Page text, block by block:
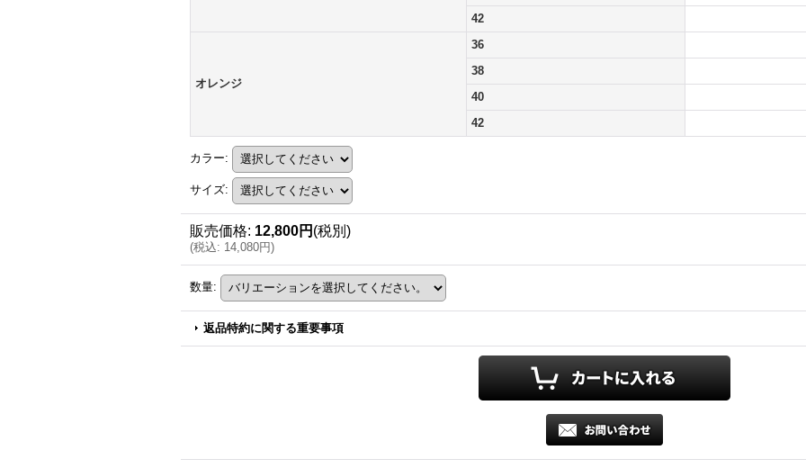
42
オレンジ
36
38
40
42
カラー:
サイズ:
販売価格: 12,800円 (税別)
(税込: 14,080円)
数量:
返品特約に関する重要事項